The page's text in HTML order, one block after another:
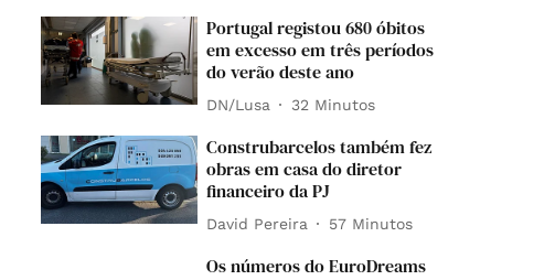
Portugal registou 680 óbitos
em excesso em três períodos
do verão deste ano
DN/Lusa 32 Minutos
Construbarcelos também fez
obras em casa do diretor
financeiro da PJ
David Pereira 57 Minutos
Os números do EuroDreams